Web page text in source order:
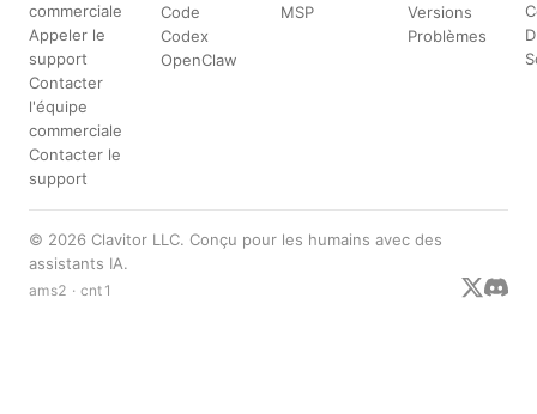
commerciale
Appeler le
support
Contacter
l'équipe
commerciale
Contacter le
support
Code
Codex
OpenClaw
MSP
Versions
Problèmes
© 2026 Clavitor LLC. Conçu pour les humains avec des
assistants IA.
ams2 · cnt1